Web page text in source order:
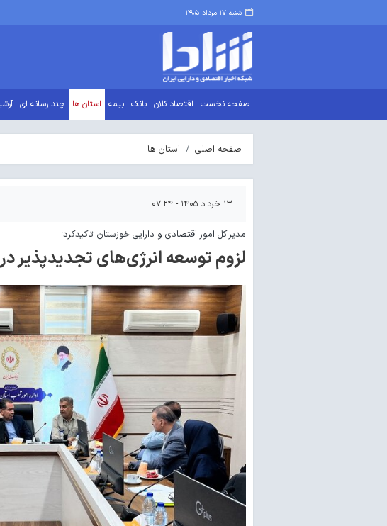
شنبه ۱۷ مرداد ۱۴۰۵
صفحه نخست اقتصاد کلان بانک بیمه استان ها چند رسانه ای
صفحه اصلی استان ها
۱۳ خرداد ۱۴۰۵ - ۰۷:۲۴
مدیر کل امور اقتصادی و دارایی خوزستان تاکیدکرد؛
لزوم توسعه انرژی‌های تجدیدپذیر